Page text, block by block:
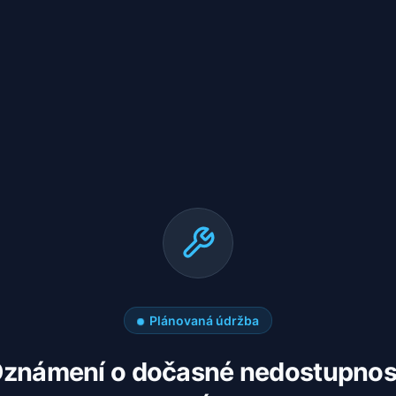
Plánovaná údržba
o dočasné